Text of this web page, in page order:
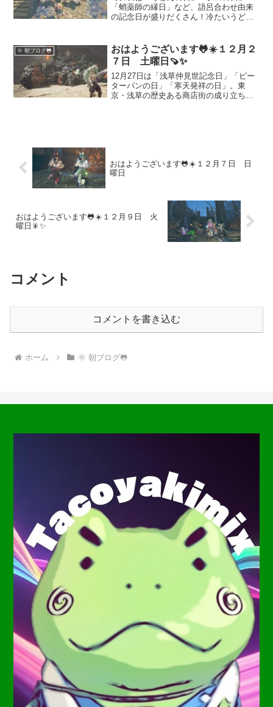
「蛸薬師の縁日」など、語呂合わせ由来
の記念日が盛りだくさん！冷たいうどん
り、夏の風情を楽しめる話題をお届けし
ます。日常にちょっとした彩りを加え
る、今日は何の日ブログで癒やしと豆知
識をどうぞ🐙✨
🌞 朝ブログ🐸
おはようございます🐸☀️１２月２
７日 土曜日🍠✨
12月27日は「浅草仲見世記念日」「ピー
ターパンの日」「寒天発祥の日」。東
京・浅草の歴史ある商店街の成り立ち、
おはようございます🐸☀️１２月７日 日
曜日
おはようございます🐸☀️１２月９日 火
曜日🎇✨
コメント
コメントを書き込む
ホーム 🌞 朝ブログ🐸